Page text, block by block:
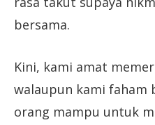
bersama.
Kini, kami amat
walaupun kami faham
orang mampu untuk